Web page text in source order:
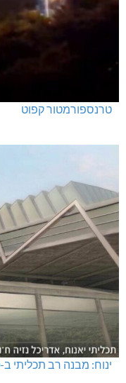
טרנספורמטור קפוט
ינוח: מבנה רב תכליתי ב-120 מלש"ח